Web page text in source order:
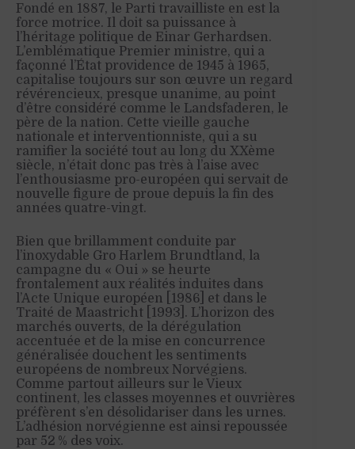
Fondé en 1887, le Parti travailliste en est la
force motrice. Il doit sa puissance à
l’héritage politique de Einar Gerhardsen.
L’emblématique Premier ministre, qui a
façonné l’État providence de 1945 à 1965,
capitalise toujours sur son œuvre un regard
révérencieux, presque unanime, au point
d’être considéré comme le Landsfaderen, le
père de la nation. Cette vieille gauche
nationale et interventionniste, qui a su
ramifier la société tout au long du XXème
siècle, n’était donc pas très à l’aise avec
l’enthousiasme pro-européen qui servait de
nouvelle figure de proue depuis la fin des
années quatre-vingt.
Bien que brillamment conduite par
l’inoxydable Gro Harlem Brundtland, la
campagne du « Oui » se heurte
frontalement aux réalités induites dans
l’Acte Unique européen [1986] et dans le
Traité de Maastricht [1993]. L’horizon des
marchés ouverts, de la dérégulation
accentuée et de la mise en concurrence
généralisée douchent les sentiments
européens de nombreux Norvégiens.
Comme partout ailleurs sur le Vieux
continent, les classes moyennes et ouvrières
préfèrent s’en désolidariser dans les urnes.
L’adhésion norvégienne est ainsi repoussée
par 52 % des voix.